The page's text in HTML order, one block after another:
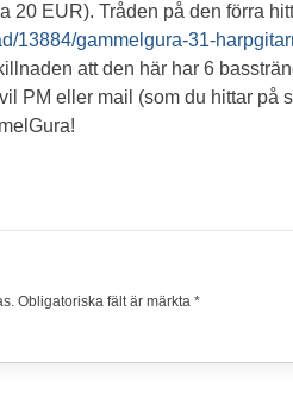
20 EUR). Tråden på den förra
13884/gammelgura-31-
att den här har 6
PM eller mail (som du hittar på
Obligatoriska fält är märkta *